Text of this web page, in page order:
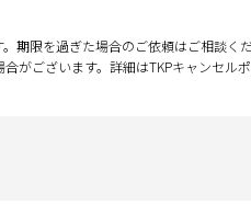
期限を過ぎた場合のご依頼はご相談く
ございます。詳細はTKPキャンセルポ